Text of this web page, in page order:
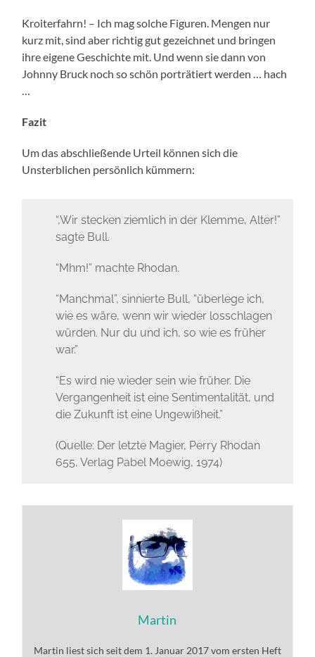
Kroiterfahrn! – Ich mag solche Figuren. Mengen nur
kurz mit, sind aber richtig gut gezeichnet und bringen
ihre eigene Geschichte mit. Und wenn sie dann von
Johnny Bruck noch so schön porträtiert werden … hach
…
Fazit
Um das abschließende Urteil können sich die
Unsterblichen persönlich kümmern:
“,Wir stecken ziemlich in der Klemme, Alter!”
sagte Bull.
“Mhm!” machte Rhodan.
“Manchmal”, sinnierte Bull, “überlege ich,
wie es wäre, wenn wir wieder losschlagen
würden. Nur du und ich, so wie es früher
war.”
“Es wird nie wieder sein wie früher. Die
Vergangenheit ist eine Sentimentalität, und
die Zukunft ist eine Ungewißheit.”
(Quelle: Der letzte Magier, Perry Rhodan
655, Verlag Pabel Moewig, 1974)
Martin
Martin liest sich seit dem 1. Januar 2017 vom ersten Heft